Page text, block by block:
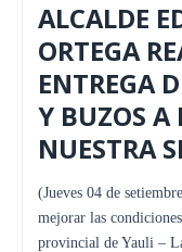
ALCALDE
ORTEGA
ENTREGA
Y BUZOS A
NUESTRA
(Jueves 04 de
mejorar las
provincial de Yauli –